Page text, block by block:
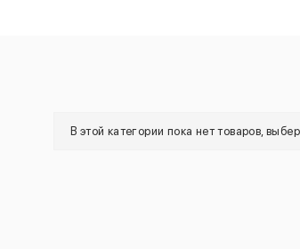
В этой категории пока нет товаров,